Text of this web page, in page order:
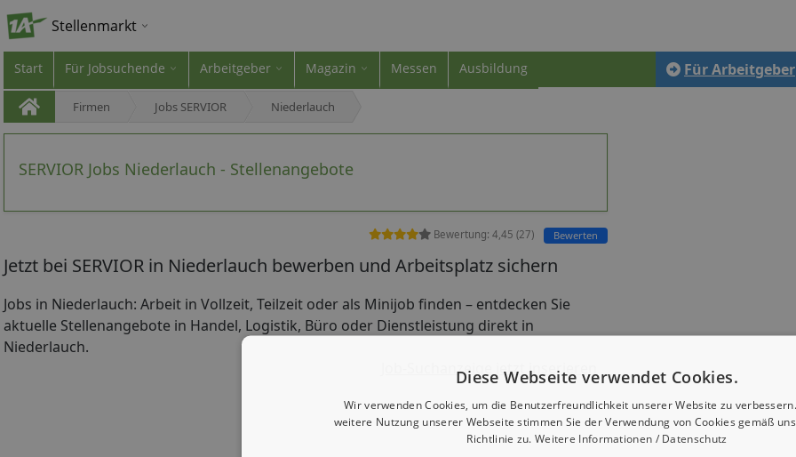
Stellenmarkt
Start Für Jobsuchende Arbeitgeber Magazin Messen Ausbildung Für Arbeitgeber
Firmen Jobs SERVIOR Niederlauch
SERVIOR Jobs Niederlauch - Stellenangebote
Bewertung: 4,45 (27) Bewerten
Jetzt bei SERVIOR in Niederlauch bewerben und Arbeitsplatz sichern
Jobs in Niederlauch: Arbeit in Vollzeit, Teilzeit oder als Minijob finden – entdecken Sie
aktuelle Stellenangebote in Handel, Logistik, Büro oder Dienstleistung direkt in
Niederlauch.
Job-Suchanzeige jetzt inserieren
Diese Webseite verwendet Cookies.
Wir verwenden Cookies, um die Benutzerfreundlichkeit unserer Website zu
weitere Nutzung unserer Webseite stimmen Sie der Verwendung von Cookies gemäß
Richtlinie zu. Weitere Informationen / Datenschutz